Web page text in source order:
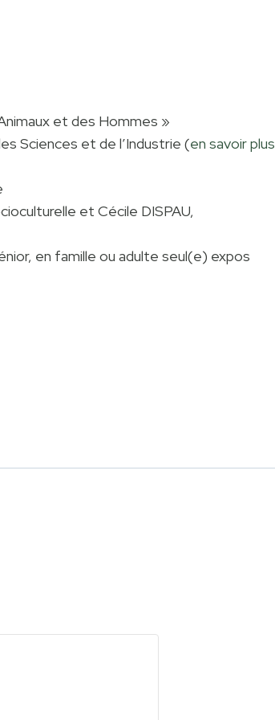
et des Hommes »
Sciences et de l’Industrie (en savoir plus
et Cécile DISPAU,
en famille ou adulte seul(e) expos